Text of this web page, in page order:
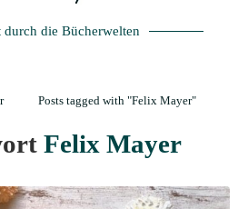
durch die Bücherwelten
Posts tagged with "Felix Mayer"
Felix Mayer